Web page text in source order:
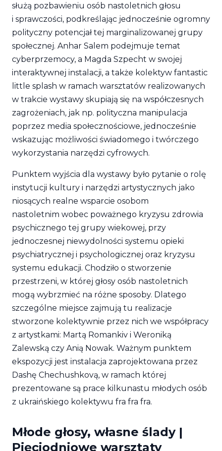
służą pozbawieniu osób nastoletnich głosu
i sprawczości, podkreślając jednocześnie ogromny
polityczny potencjał tej marginalizowanej grupy
społecznej. Anhar Salem podejmuje temat
cyberprzemocy, a Magda Szpecht w swojej
interaktywnej instalacji, a także kolektyw fantastic
little splash w ramach warsztatów realizowanych
w trakcie wystawy skupiają się na współczesnych
zagrożeniach, jak np. polityczna manipulacja
poprzez media społecznościowe, jednocześnie
wskazując możliwości świadomego i twórczego
wykorzystania narzędzi cyfrowych.
Punktem wyjścia dla wystawy było pytanie o rolę
instytucji kultury i narzędzi artystycznych jako
niosących realne wsparcie osobom
nastoletnim wobec poważnego kryzysu zdrowia
psychicznego tej grupy wiekowej, przy
jednoczesnej niewydolności systemu opieki
psychiatrycznej i psychologicznej oraz kryzysu
systemu edukacji. Chodziło o stworzenie
przestrzeni, w której głosy osób nastoletnich
mogą wybrzmieć na różne sposoby. Dlatego
szczególne miejsce zajmują tu realizacje
stworzone kolektywnie przez nich we współpracy
z artystkami: Martą Romankiv i Weroniką
Zalewską czy Anią Nowak. Ważnym punktem
ekspozycji jest instalacja zaprojektowana przez
Dashę Chechushkovą, w ramach której
prezentowane są prace kilkunastu młodych osób
z ukraińskiego kolektywu fra fra fra.
Młode głosy, własne ślady |
Pięciodniowe warsztaty